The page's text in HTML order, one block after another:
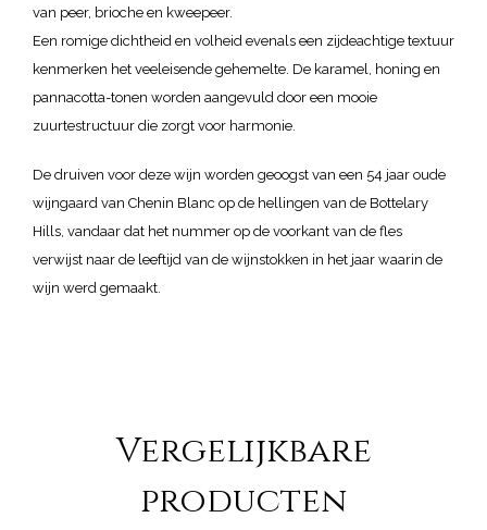
van peer, brioche en kweepeer.
Een romige dichtheid en volheid evenals een zijdeachtige textuur
kenmerken het veeleisende gehemelte. De karamel, honing en
pannacotta-tonen worden aangevuld door een mooie
zuurtestructuur die zorgt voor harmonie.
De druiven voor deze wijn worden geoogst van een 54 jaar oude
wijngaard van Chenin Blanc op de hellingen van de Bottelary
Hills, vandaar dat het nummer op de voorkant van de fles
verwijst naar de leeftijd van de wijnstokken in het jaar waarin de
wijn werd gemaakt.
Vergelijkbare
producten